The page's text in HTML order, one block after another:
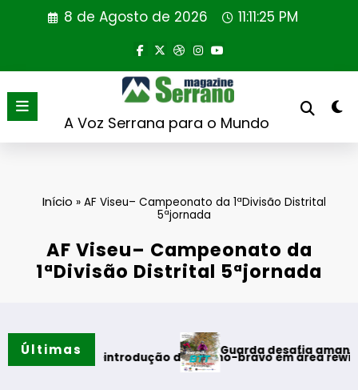
8 de Agosto de 2026 11:11:26 PM
A Voz Serrana para o Mundo
Início »AF Viseu– Campeonato da 1ªDivisão Distrital
5ªjornada
AF Viseu– Campeonato da
1ªDivisão Distrital 5ªjornada
Últimas
reintrodução de coelho-bravo em área rewilding
Guarda desafia amantes do BTT na